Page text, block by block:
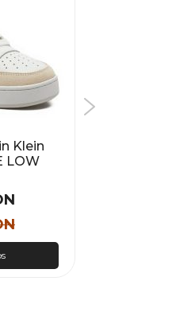
Klein
LOW